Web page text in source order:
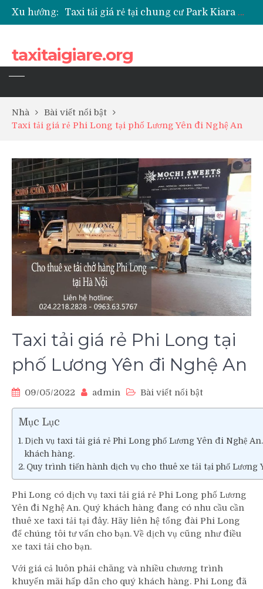
Xu hướng:
Taxi tải giá rẻ tại chung cư Park Kiara Hà Đông
Taxi tải giá rẻ tại chung cư Grande Park Phú Lãm
taxitaigiare.org
Nhà
Bài viết nổi bật
Taxi tải giá rẻ Phi Long tại phố Lương Yên đi Nghệ An
Taxi tải giá rẻ Phi Long tại
phố Lương Yên đi Nghệ An
09/05/2022 admin Bài viết nổi bật
Mục Lục
Dịch vụ taxi tải giá rẻ Phi Long phố Lương Yên đi Nghệ
khách hàng.
Quy trình tiến hành dịch vụ cho thuê xe tải tại phố Lương
Phi Long có dịch vụ taxi tải giá rẻ Phi Long phố Lương
Yên đi Nghệ An. Quý khách hàng đang có nhu cầu cần
thuê xe taxi tải tại đây. Hãy liên hệ tổng đài Phi Long
để chúng tôi tư vấn cho bạn. Về dịch vụ cũng như điều
xe taxi tải cho bạn.
Với giá cả luôn phải chăng và nhiều chương trình
khuyến mãi hấp dẫn cho quý khách hàng. Phi Long đã